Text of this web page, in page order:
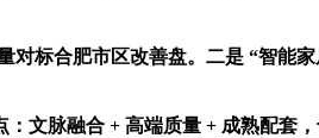
标合肥市区改善盘。二是 “智能
文脉融合 + 高端质量 + 成熟配套，